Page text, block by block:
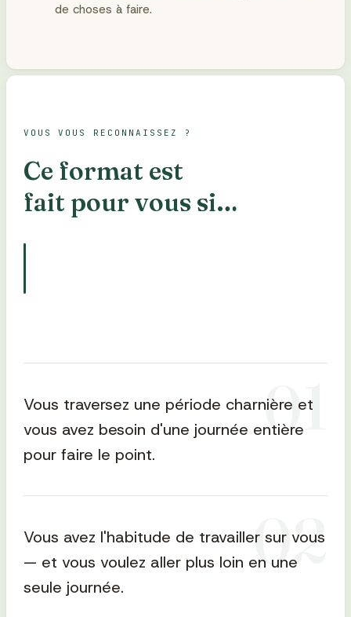
de choses à faire.
VOUS VOUS RECONNAISSEZ ?
Ce format est
fait pour vous si…
01
Vous traversez une période charnière et
vous avez besoin d'une journée entière
pour faire le point.
02
Vous avez l'habitude de travailler sur vous
— et vous voulez aller plus loin en une
seule journée.